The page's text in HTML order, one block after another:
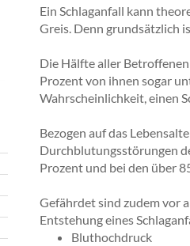
Ein Schlaganfall kann
Greis. Denn grundsätzlich
Die Hälfte aller
Prozent von ihnen sogar
Wahrscheinlichkeit, einen
Bezogen auf das
Durchblutungsstörungen
Prozent und bei den über
Gefährdet sind zudem vor
Entstehung eines
Bluthochdruck